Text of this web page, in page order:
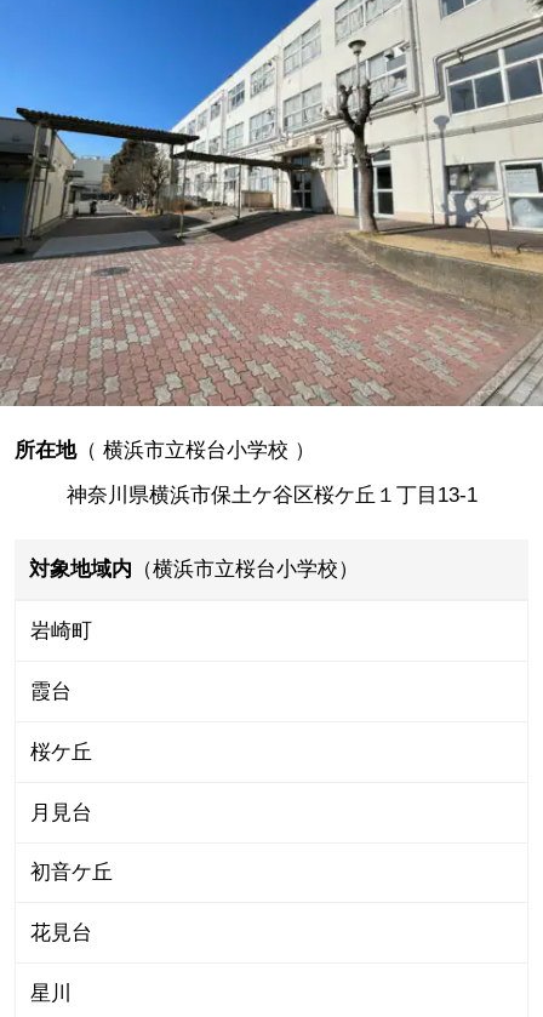
所在地（ 横浜市立桜台小学校 ）
神奈川県横浜市保土ケ谷区桜ケ丘１丁目13-1
対象地域内 （横浜市立桜台小学校）
岩崎町
霞台
桜ケ丘
月見台
初音ケ丘
花見台
星川